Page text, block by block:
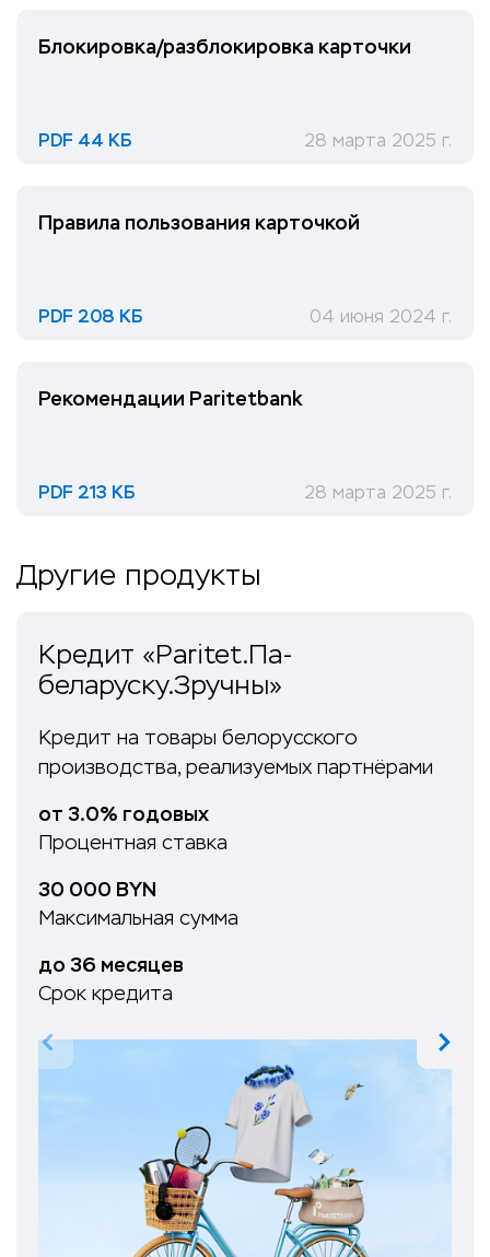
Блокировка/разблокировка карточки
PDF 44 КБ 28 марта 2025 г.
Правила пользования карточкой
PDF 208 КБ 04 июня 2024 г.
Рекомендации Paritetbank
PDF 213 КБ 28 марта 2025 г.
Другие продукты
Кредит «Paritet.Па-
беларуску.Зручны»
Кредит на товары белорусского
производства, реализуемых партнёрами
от 3.0% годовых
Процентная ставка
30 000 BYN
Максимальная сумма
до 36 месяцев
Срок кредита